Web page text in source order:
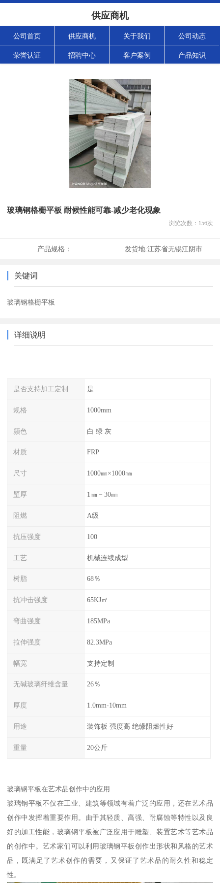
供应商机
公司首页 供应商机 关于我们 公司动态
荣誉认证 招聘中心 客户案例 产品知识
玻璃钢格栅平板 耐候性能可靠-减少老化现象
浏览次数： 156次
产品规格： 发货地:江苏省无锡江阴市
关键词
玻璃钢格栅平板
详细说明
是否支持加工定制 是
规格 1000mm
颜色 白 绿 灰
材质 FRP
尺寸 1000㎜×1000㎜
壁厚 1㎜－30㎜
阻燃 A级
抗压强度 100
工艺 机械连续成型
树脂 68％
抗冲击强度 65KJ㎡
弯曲强度 185MPa
拉伸强度 82.3MPa
幅宽 支持定制
无碱玻璃纤维含量 26％
厚度 1.0mm-10mm
用途 装饰板 强度高 绝缘阻燃性好
重量 20公斤
玻璃钢平板在艺术品创作中的应用
玻璃钢平板不仅在工业、建筑等领域有着广泛的应用，还在艺术品
创作中发挥着重要作用。由于其轻质、高强、耐腐蚀等特性以及良
好的加工性能，玻璃钢平板被广泛应用于雕塑、装置艺术等艺术品
的创作中。艺术家们可以利用玻璃钢平板创作出形状和风格的艺术
品，既满足了艺术创作的需要，又保证了艺术品的耐久性和稳定
性。